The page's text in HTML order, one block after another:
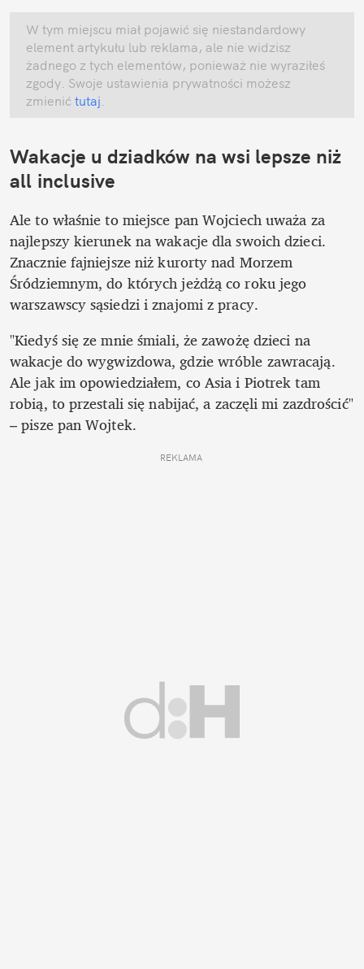
W tym miejscu miał pojawić się niestandardowy
element artykułu lub reklama, ale nie widzisz
żadnego z tych elementów, ponieważ nie wyraziłeś
zgody. Swoje ustawienia prywatności możesz
zmienić tutaj
Wakacje u dziadków na wsi lepsze niż
all inclusive
Ale to właśnie to miejsce pan Wojciech uważa za
najlepszy kierunek na wakacje dla swoich dzieci.
Znacznie fajniejsze niż kurorty nad Morzem
Śródziemnym, do których jeżdżą co roku jego
warszawscy sąsiedzi i znajomi z pracy.
"Kiedyś się ze mnie śmiali, że zawożę dzieci na
wakacje do wygwizdowa, gdzie wróble zawracają.
Ale jak im opowiedziałem, co Asia i Piotrek tam
robią, to przestali się nabijać, a zaczęli mi zazdrościć"
– pisze pan Wojtek.
REKLAMA